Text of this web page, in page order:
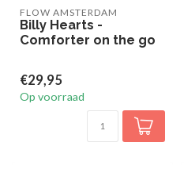
FLOW AMSTERDAM
Billy Hearts -
Comforter on the go
€29,95
Op voorraad